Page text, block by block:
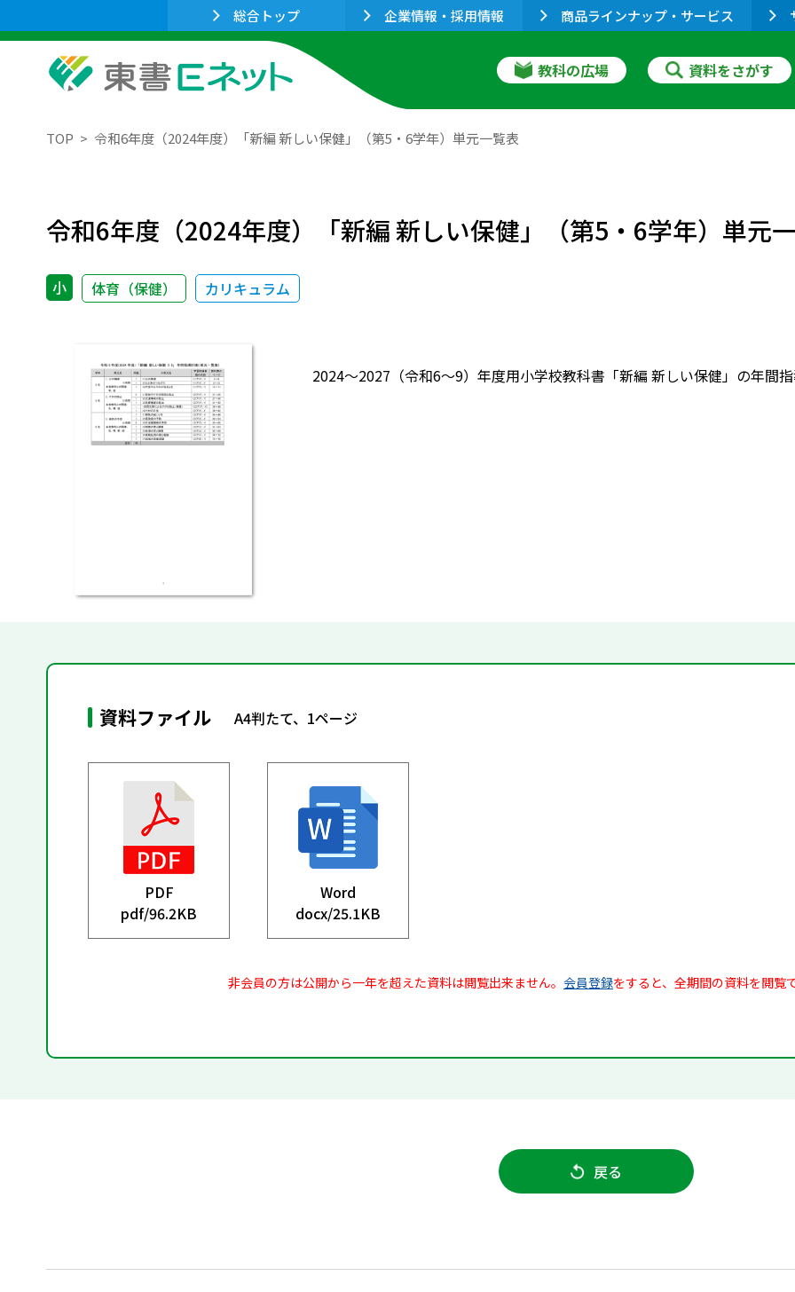
総合トップ 企業情報・採用情報 商品ラインナップ・サービス
教科の広場 資料をさがす
TOP 令和6年度（2024年度）「新編 新しい保健」（第5・6学年）単元一覧表
令和6年度（2024年度）「新編 新しい保健」（第5・6学年）単元
小 体育（保健） カリキュラム
2024～2027（令和6～9）年度用小学校教科書「新編 新しい保健」の年間指
資料ファイル A4判たて、1ページ
PDF
pdf/96.2KB
Word
docx/25.1KB
非会員の方は公開から一年を超えた資料は閲覧出来ません。 会員登録をすると、全期間の資料を閲覧
戻る